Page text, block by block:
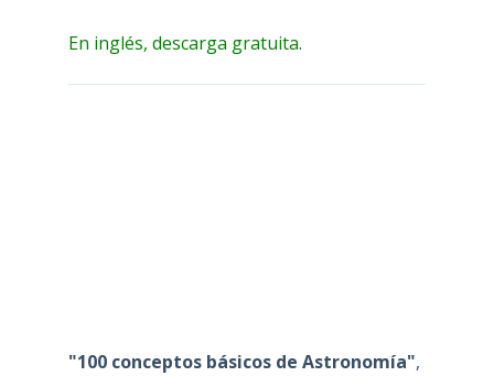
En inglés, descarga gratuita.
"100 conceptos básicos de Astronomía",